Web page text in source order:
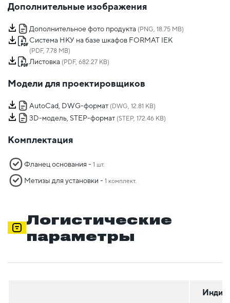
Дополнительные изображения
Дополнительное фото продукта (PNG, 18.75 MB)
Система НКУ на базе шкафов FORMAT IEK
(PDF, 7.78 MB)
Листовка (PDF, 682.27 KB)
Модели для проектировщиков
AutoCad, DWG-формат (DWG, 12.81 KB)
3D-модель, STEP-формат (STEP, 172.46 KB)
Комплектация
Фланец основания - 1 шт.
Метизы для установки - 1 комплект.
Логистические
параметры